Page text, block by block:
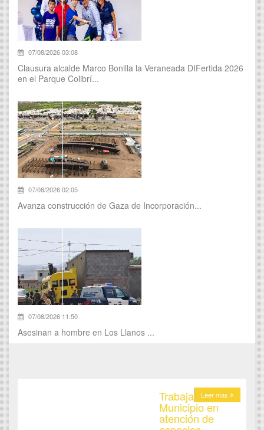
07/08/2026 03:08
Clausura alcalde Marco Bonilla la Veraneada DIFertida 2026
en el Parque Colibrí...
07/08/2026 02:05
Avanza construcción de Gaza de Incorporación...
07/08/2026 11:50
Asesinan a hombre en Los Llanos ...
Leer mas
Trabaja
Municipio en
atención de